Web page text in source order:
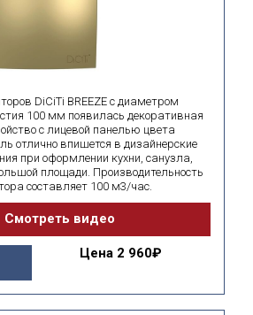
DiCiTi BREEZE с диаметром
100 мм появилась декоративная
с лицевой панелью цвета
отлично впишется в дизайнерские
при оформлении кухни, санузла,
площади. Производительность
составляет 100 м3/час.
Цена 2 960₽